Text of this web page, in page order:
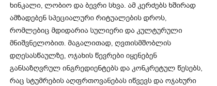
ხინკალი, ლობიო და ბევრი სხვა. ამ კერძებს ხშირად
ამზადებენ სპეციალური რიტუალების დროს,
რომლებიც მდიდარია სულიერი და კულტურული
მნიშვნელობით. მაგალითად, ღვთისმშობლის
დღესასწაულზე, ოჯახის წევრები იყენებენ
განსაზღვრულ ინგრედიენტებს და კონკრეტულ წესებს,
რაც სტუმრების აღფრთოვანებას იწვევს და ოჯახური